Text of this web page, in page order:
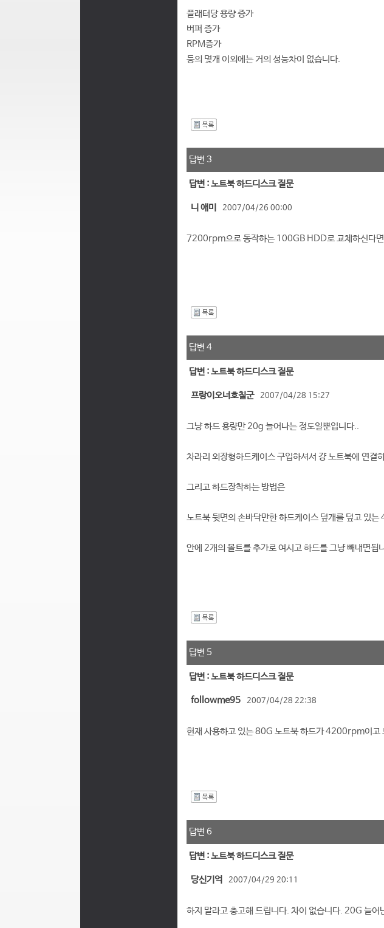
플래터당 용량 증가
버퍼 증가
RPM증가
등의 몇개 이외에는 거의 성능차이 없습니다.
답변 3
답변 : 노트북 하드디스크 질문
니 애미 2007/04/26 00:00
7200rpm으로 동작하는 100GB HDD로 교체하신다면
답변 4
답변 : 노트북 하드디스크 질문
프랑이오너호칠군 2007/04/28 15:27
그냥 하드 용량만 20g 늘어나는 정도일뿐입니다..
차라리 외장형하드케이스 구입하셔서 걍 노트북에 연결
그리고 하드장착하는 방법은
노트북 뒷면의 손바닥만한 하드케이스 덮개를 덮고 있는
안에 2개의 볼트를 추가로 여시고 하드를 그냥 빼내면됩
답변 5
답변 : 노트북 하드디스크 질문
followme95 2007/04/28 22:38
현재 사용하고 있는 80G 노트북 하드가 4200rpm이
답변 6
답변 : 노트북 하드디스크 질문
당신기억 2007/04/29 20:11
하지 말라고 충고해 드립니다. 차이 없습니다. 20G 늘어